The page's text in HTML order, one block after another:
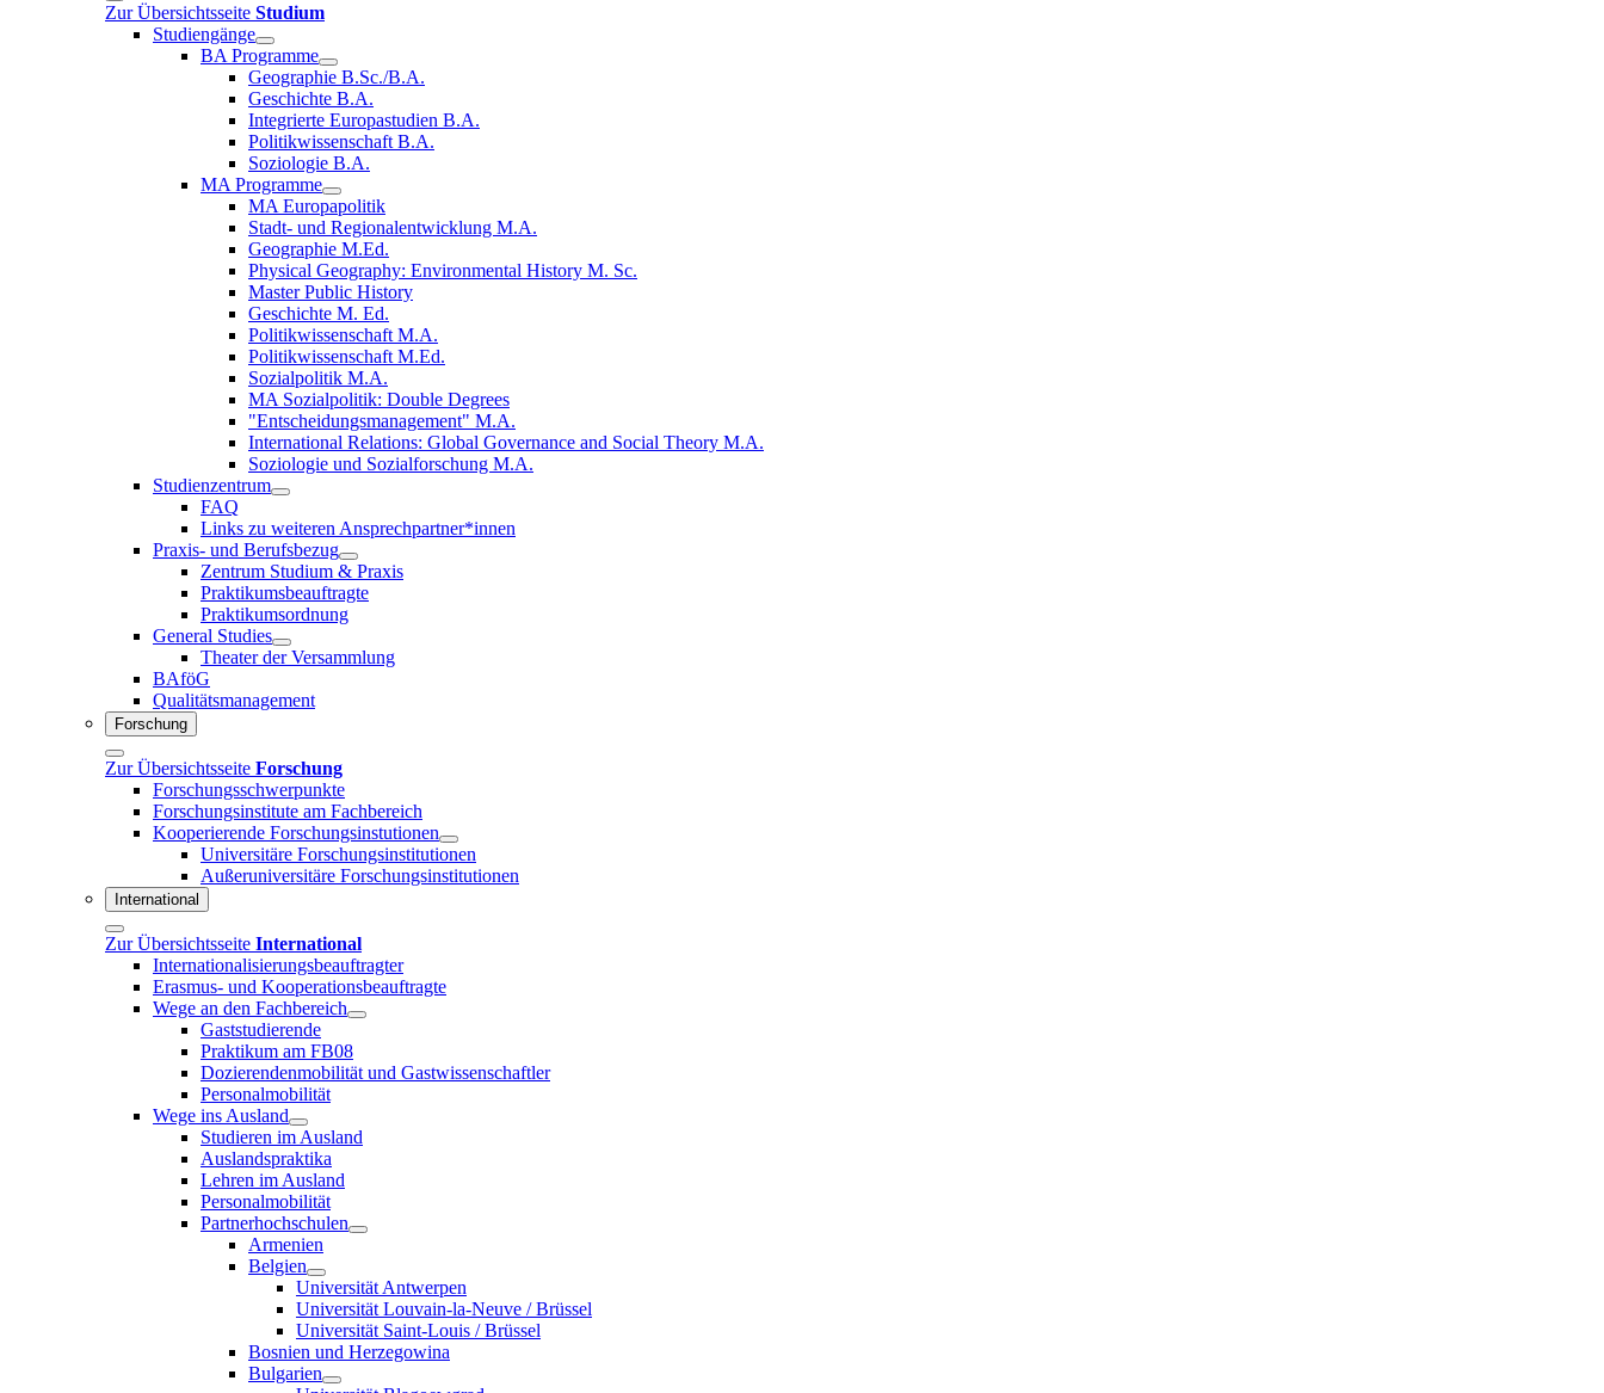
Zur Übersichtsseite Studium
Studiengänge
BA Programme
Geographie B.Sc./B.A.
Geschichte B.A.
Integrierte Europastudien B.A.
Politikwissenschaft B.A.
Soziologie B.A.
MA Programme
MA Europapolitik
Stadt- und Regionalentwicklung M.A.
Geographie M.Ed.
Physical Geography: Environmental History M. Sc.
Master Public History
Geschichte M. Ed.
Politikwissenschaft M.A.
Politikwissenschaft M.Ed.
Sozialpolitik M.A.
MA Sozialpolitik: Double Degrees
"Entscheidungsmanagement" M.A.
International Relations: Global Governance and Social Theory M.A.
Soziologie und Sozialforschung M.A.
Studienzentrum
FAQ
Links zu weiteren Ansprechpartner*innen
Praxis- und Berufsbezug
Zentrum Studium & Praxis
Praktikumsbeauftragte
Praktikumsordnung
General Studies
Theater der Versammlung
BAföG
Qualitätsmanagement
Forschung
Zur Übersichtsseite Forschung
Forschungsschwerpunkte
Forschungsinstitute am Fachbereich
Kooperierende Forschungsinstutionen
Universitäre Forschungsinstitutionen
Außeruniversitäre Forschungsinstitutionen
International
Zur Übersichtsseite International
Internationalisierungsbeauftragter
Erasmus- und Kooperationsbeauftragte
Wege an den Fachbereich
Gaststudierende
Praktikum am FB08
Dozierendenmobilität und Gastwissenschaftler
Personalmobilität
Wege ins Ausland
Studieren im Ausland
Auslandspraktika
Lehren im Ausland
Personalmobilität
Partnerhochschulen
Armenien
Belgien
Universität Antwerpen
Universität Louvain-la-Neuve / Brüssel
Universität Saint-Louis / Brüssel
Bosnien und Herzegowina
Bulgarien